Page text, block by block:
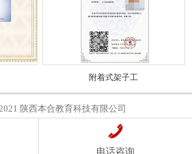
附着式架子工
陕西本合教育科技有限公司
电话咨询